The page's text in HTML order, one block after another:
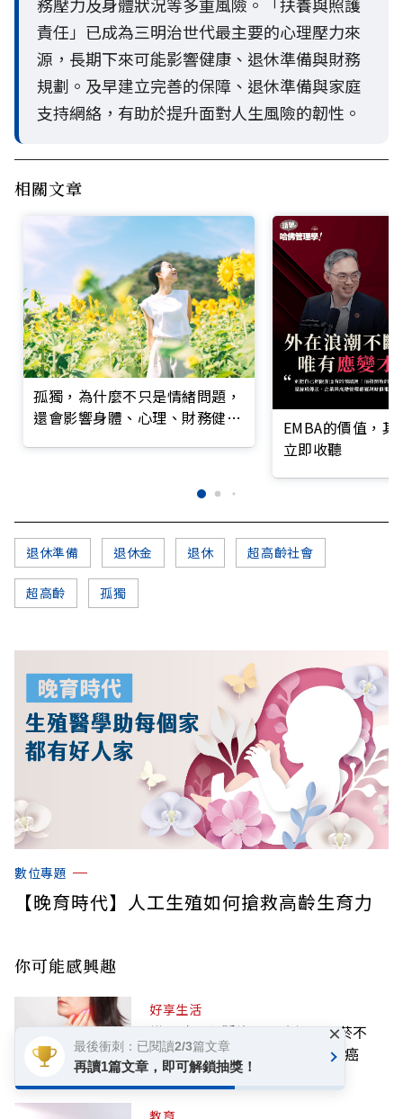
務壓力及身體狀況等多重風險。「扶養與照護
責任」已成為三明治世代最主要的心理壓力來
源，長期下來可能影響健康、退休準備與財務
規劃。及早建立完善的保障、退休準備與家庭
支持網絡，有助於提升面對人生風險的韌性。
相關文章
孤獨，為什麼不只是情緒問題，
還會影響身體、心理、財務健
EMBA的價值，
立即收聽
退休準備 退休金 退休 超高齡社會
超高齡 孤獨
數位專題
【晚育時代】人工生殖如何搶救高齡生育力
你可能感興趣
好享生活
摸到脖子有腫塊！48歲婦人不菸不
酒，反覆感冒3個多月竟罹口咽癌
最後衝刺：已閱讀2/3篇文章
再讀1篇文章，即可解鎖抽獎！
×